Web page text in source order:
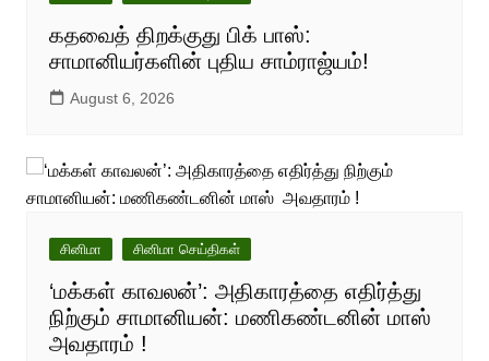
கதவைத் திறக்குது பிக் பாஸ்:
சாமானியர்களின் புதிய சாம்ராஜ்யம்!
August 6, 2026
சினிமா சினிமா செய்திகள்
‘மக்கள் காவலன்’: அதிகாரத்தை எதிர்த்து
நிற்கும் சாமானியன்: மணிகண்டனின் மாஸ்
அவதாரம் !